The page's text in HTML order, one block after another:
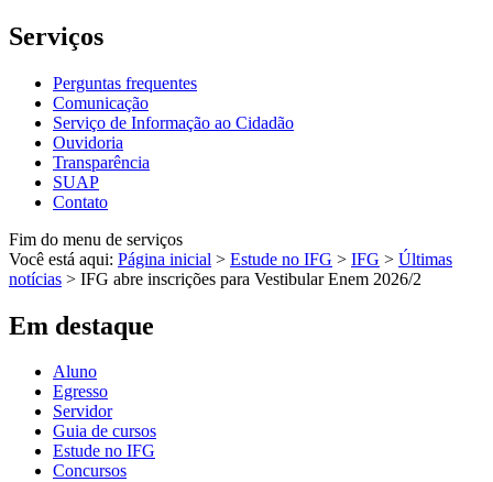
Serviços
Perguntas frequentes
Comunicação
Serviço de Informação ao Cidadão
Ouvidoria
Transparência
SUAP
Contato
Fim do menu de serviços
Você está aqui: Página inicial > Estude no IFG > IFG > Últimas
notícias > IFG abre inscrições para Vestibular Enem 2026/2
Em destaque
Aluno
Egresso
Servidor
Guia de cursos
Estude no IFG
Concursos